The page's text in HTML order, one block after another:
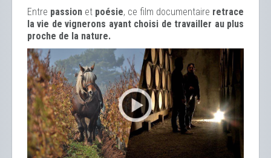
Entre passion et poésie, ce film documentaire retrace
la vie de vignerons ayant choisi de travailler au plus
proche de la nature.